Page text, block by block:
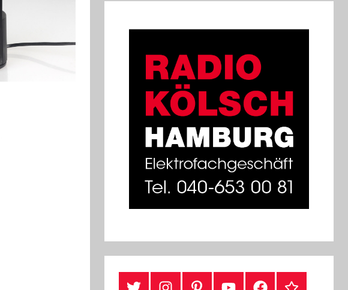
#TwitterInstagramPinterestYouTubeFacebook
TikTok